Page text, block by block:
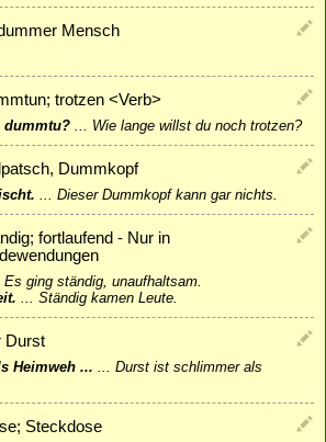
Mensch
trotzen <Verb>
dummtu? Wie lange willst du noch trotzen?
Dummkopf
Dieser Dummkopf kann gar nichts.
fortlaufend - Nur in
Es ging ständig, unaufhaltsam.
. Ständig kamen Leute.
Durst
Heimweh ...
Durst ist schlimmer als
Steckdose